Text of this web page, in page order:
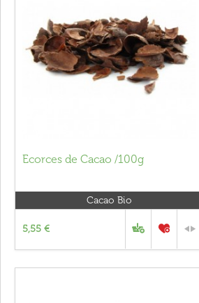
Ecorces de Cacao /100g
Cacao Bio
5,55 €